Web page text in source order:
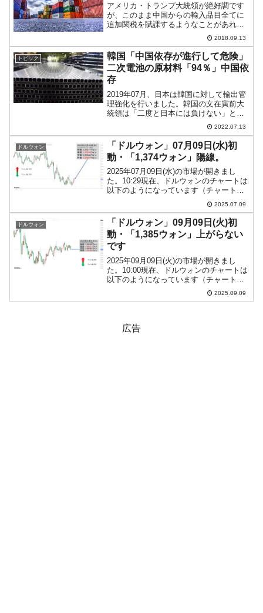
アメリカ・トランプ大統領が絶好調です
が、このまま中国からの輸入品目全てに
追加関税を賦課するようなことがあれば
アメリカ国内の物価に影響する、と多く
の企業が懸念を表明するようになってい
ます。このまま野放図に貿易戦争を進行
させることはマズイという...
2018.09.13
トピック
韓国「中国依存が進行して危険」
二次電池の原材料「94％」中国依
存
2019年07月、日本は韓国に対して輸出管
理強化を行いました。韓国の文在寅前大
統領は「二度と日本には負けない」と
し、「素材・部品・装備」の国産化を推
進しました。結局、その成果は大きなも
のではなかったのですが、韓国は大事な
ことを忘れていました...
2022.07.13
ドルウォン
「ドルウォン」07月09日(水)初
動・「1,374ウォン」陽線。
2025年07月09日(水)の市場が開きまし
た。10:29現在、ドルウォンのチャートは
以下のようになっています（チャートは
『Investing.com』より引用）。少しギャ
ップアップして始まり、現在のところ陽
線。「1ドル＝1,374ウォン」...
2025.07.09
ドルウォン
「ドルウォン」09月09日(火)初
動・「1,385ウォン」上がらない
です
2025年09月09日(火)の市場が開きまし
た。10:00現在、ドルウォンのチャートは
以下のようになっています（チャートは
『Investing.com』より引用）。これから
ローソク足の調整が入るでしょうが、前
2025.09.09
広告